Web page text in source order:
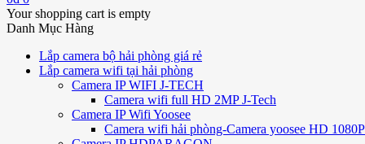
Your shopping cart is empty
Danh Mục Hàng
Lắp camera bộ hải phòng giá rẻ
Lắp camera wifi tại hải phòng
Camera IP WIFI J-TECH
Camera wifi full HD 2MP J-Tech
Camera IP Wifi Yoosee
Camera wifi hải phòng-Camera yoosee HD